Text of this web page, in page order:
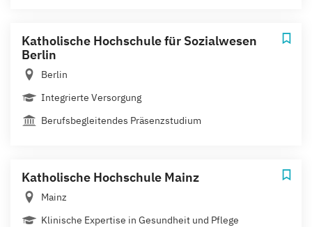
Katholische Hochschule für Sozialwesen
Berlin
Berlin
Integrierte Versorgung
Berufsbegleitendes Präsenzstudium
Katholische Hochschule Mainz
Mainz
Klinische Expertise in Gesundheit und Pflege